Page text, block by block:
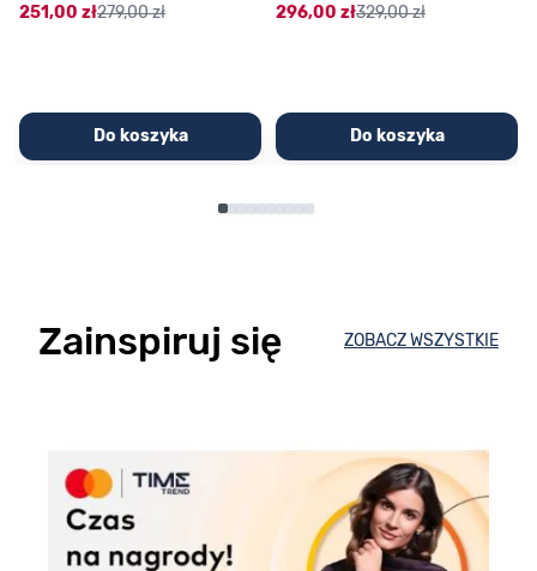
251,00 zł279,00 zł
Do koszyka
296,00 zł329,00 zł
Do koszyka
Zainspiruj się ZOBACZ WSZYSTKIE